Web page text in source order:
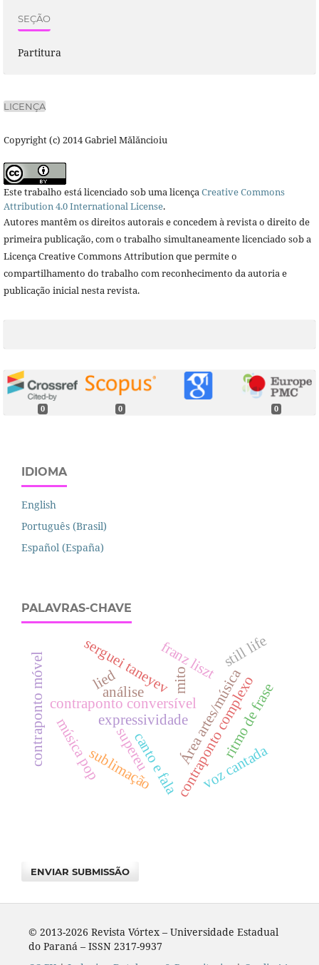
SEÇÃO
Partitura
LICENÇA
Copyright (c) 2014 Gabriel Mălăncioiu
Este trabalho está licenciado sob uma licençaCreative Commons
Attribution 4.0 International License.
Autores mantêm os direitos autorais e concedem à revista o direito de
primeira publicação, com o trabalho simultaneamente licenciado sob a
Licença Creative Commons Attribution que permite o
compartilhamento do trabalho com reconhecimento da autoria e
publicação inicial nesta revista.
0 0 0
IDIOMA
English
Português (Brasil)
Español (España)
PALAVRAS-CHAVE
mito
Área artes/música
contraponto conversível
contraponto móvel contraponto complexo
serguei taneyev
ritmo de frase
expressividade
análise
lied franz liszt
voz cantada
supereu
sublimação
música pop canto e fala
still life
ENVIAR SUBMISSÃO
© 2013-2026 Revista Vórtex – Universidade Estadual
do Paraná – ISSN 2317-9937